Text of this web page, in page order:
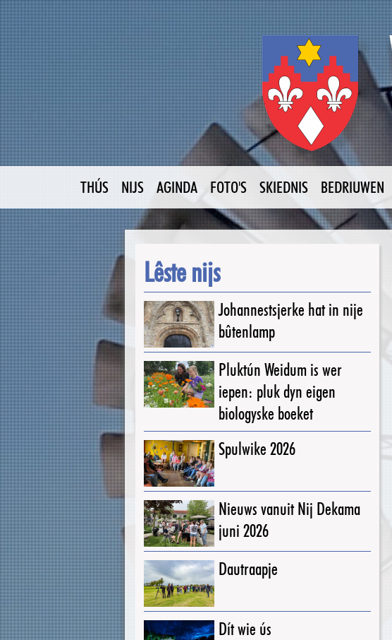
THÚS NIJS AGINDA FOTO'S SKIEDNIS BEDRIUWEN
Lêste nijs
Johannestsjerke hat in nije
bûtenlamp
Pluktún Weidum is wer
iepen: pluk dyn eigen
biologyske boeket
Spulwike 2026
Nieuws vanuit Nij Dekama
juni 2026
Dautraapje
Dít wie ús